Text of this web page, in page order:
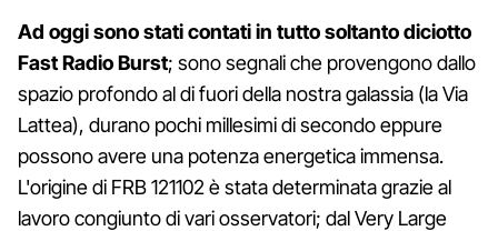
Ad oggi sono stati contati in tutto soltanto diciotto
Fast Radio Burst; sono segnali che provengono dallo
spazio profondo al di fuori della nostra galassia (la Via
Lattea), durano pochi millesimi di secondo eppure
possono avere una potenza energetica immensa.
L'origine di FRB 121102 è stata determinata grazie al
lavoro congiunto di vari osservatori; dal Very Large